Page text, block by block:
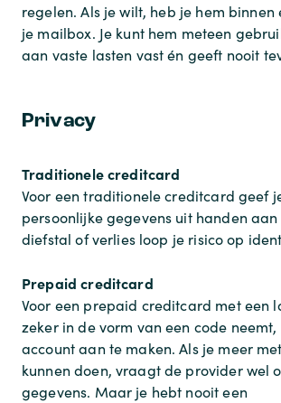
regelen. Als je wilt, heb je hem binnen
je mailbox. Je kunt hem meteen
aan vaste lasten vast én geeft nooit
Privacy
Traditionele creditcard
Voor een traditionele creditcard geef
persoonlijke gegevens uit handen
diefstal of verlies loop je risico op
Prepaid creditcard
Voor een prepaid creditcard met een
zeker in de vorm van een code neemt,
account aan te maken. Als je meer
kunnen doen, vraagt de provider wel
gegevens. Maar je hebt nooit een